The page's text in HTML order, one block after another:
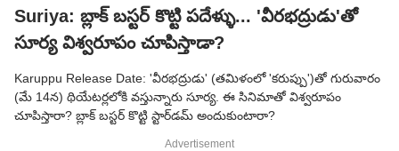
Suriya: బ్లాక్ బస్టర్ కొట్టి పదేళ్ళు... 'వీరభద్రుడు'తో
సూర్య విశ్వరూపం చూపిస్తాడా?
Karuppu Release Date: 'వీరభద్రుడు' (తమిళంలో 'కరుప్పు')తో గురువారం
(మే 14న) థియేటర్లలోకి వస్తున్నారు సూర్య. ఈ సినిమాతో విశ్వరూపం
చూపిస్తారా? బ్లాక్ బస్టర్ కొట్టి స్టార్‌డమ్ అందుకుంటారా?
Advertisement